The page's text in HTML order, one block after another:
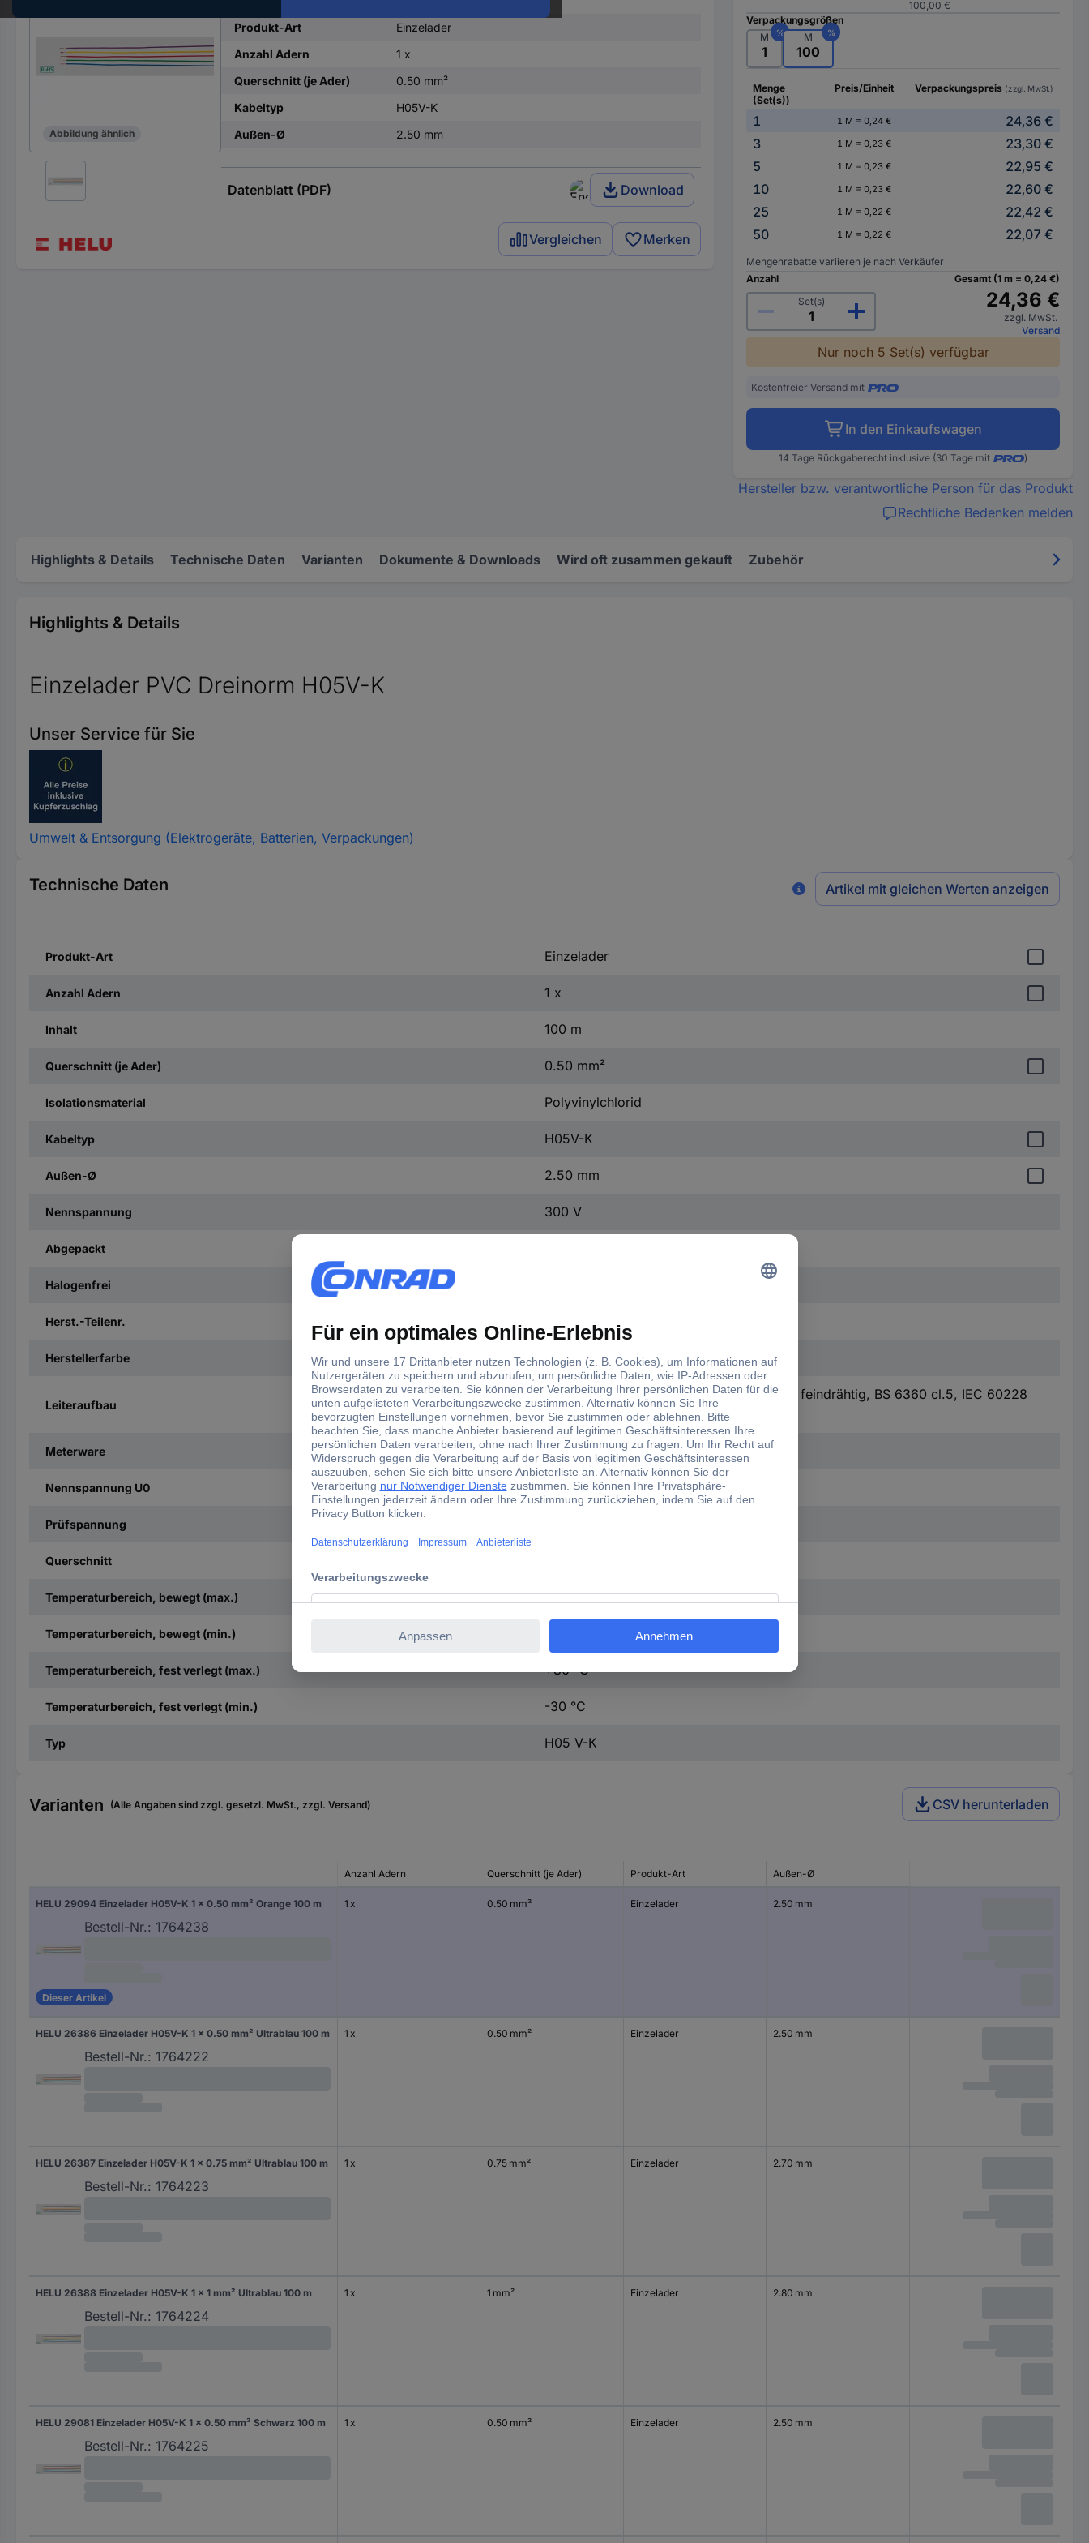
Abbildung ähnlich
Produkt-Art
Einzelader
Anzahl Adern
1 x
Querschnitt (je Ader)
0.50 mm²
Kabeltyp
H05V-K
Außen-Ø
2.50 mm
Datenblatt (PDF) Download
Vergleichen Merken
100,00 €
Verpackungsgrößen
M
%
1
M %
100
Menge
(Set(s))
Preis/Einheit Verpackungspreis (zzgl. MwSt.)
1 1 M = 0,24 €
24,36 €
3
1 M = 0,23 €
23,30 €
5
1 M = 0,23 €
22,95 €
10
1 M = 0,23 €
22,60 €
25
1 M = 0,22 €
22,42 €
50
1 M = 0,22 € 22,07 €
Mengenrabatte variieren je nach Verkäufer
Anzahl
Set(s)
Gesamt (1 m = 0,24 €)
24,36 €
zzgl. MwSt.
Versand
Nur noch 5 Set(s) verfügbar
Kostenfreier Versand mit
In den Einkaufswagen
14 Tage Rückgaberecht inklusive (30 Tage mit )
Hersteller bzw. verantwortliche Person für das Produkt
Rechtliche Bedenken melden
Highlights & Details Technische Daten Varianten Dokumente & Downloads Wird oft zusammen gekauft Zubehör
Highlights & Details
Einzelader PVC Dreinorm H05V-K
Unser Service für Sie
Umwelt & Entsorgung (Elektrogeräte, Batterien, Verpackungen)
Technische Daten Artikel mit gleichen Werten anzeigen
Produkt-Art Einzelader
Anzahl Adern 1 x
Inhalt 100 m
Querschnitt (je Ader) 0.50 mm²
Isolationsmaterial Polyvinylchlorid
Kabeltyp H05V-K
Außen-Ø 2.50 mm
Nennspannung 300 V
Abgepackt
Halogenfrei
Herst.-Teilenr. 29094
Herstellerfarbe Orange
Leiteraufbau
Cu-Litze blank, nach DIN VDE 0295 Kl.5, feindrähtig, BS 6360 cl.5, IEC 60228
cl.5
Meterware Nein
Nennspannung U0 500 V
Prüfspannung
Querschnitt
Temperaturbereich, bewegt (max.) +70 °C
Temperaturbereich, bewegt (min.)
Temperaturbereich, fest verlegt (max.) +80 °C
Temperaturbereich, fest verlegt (min.) -30 °C
Typ H05 V-K
Varianten (Alle Angaben sind zzgl. gesetzl. MwSt., zzgl. Versand) CSV herunterladen
Anzahl Adern Querschnitt (je Ader) Produkt-Art Außen-Ø
HELU 29094 Einzelader H05V-K 1 x 0.50 mm² Orange 100 m
Bestell-Nr.: 1764238
Dieser Artikel
1 x 0.50 mm² Einzelader 2.50 mm
HELU 26386 Einzelader H05V-K 1 x 0.50 mm² Ultrablau 100 m
Bestell-Nr.: 1764222
1 x 0.50 mm² Einzelader 2.50 mm
HELU 26387 Einzelader H05V-K 1 x 0.75 mm² Ultrablau 100 m
Bestell-Nr.: 1764223
1 x 0.75 mm² Einzelader 2.70 mm
HELU 26388 Einzelader H05V-K 1 x 1 mm² Ultrablau 100 m
Bestell-Nr.: 1764224
1 x 1 mm² Einzelader 2.80 mm
HELU 29081 Einzelader H05V-K 1 x 0.50 mm² Schwarz 100 m
Bestell-Nr.: 1764225
1 x 0.50 mm² Einzelader 2.50 mm